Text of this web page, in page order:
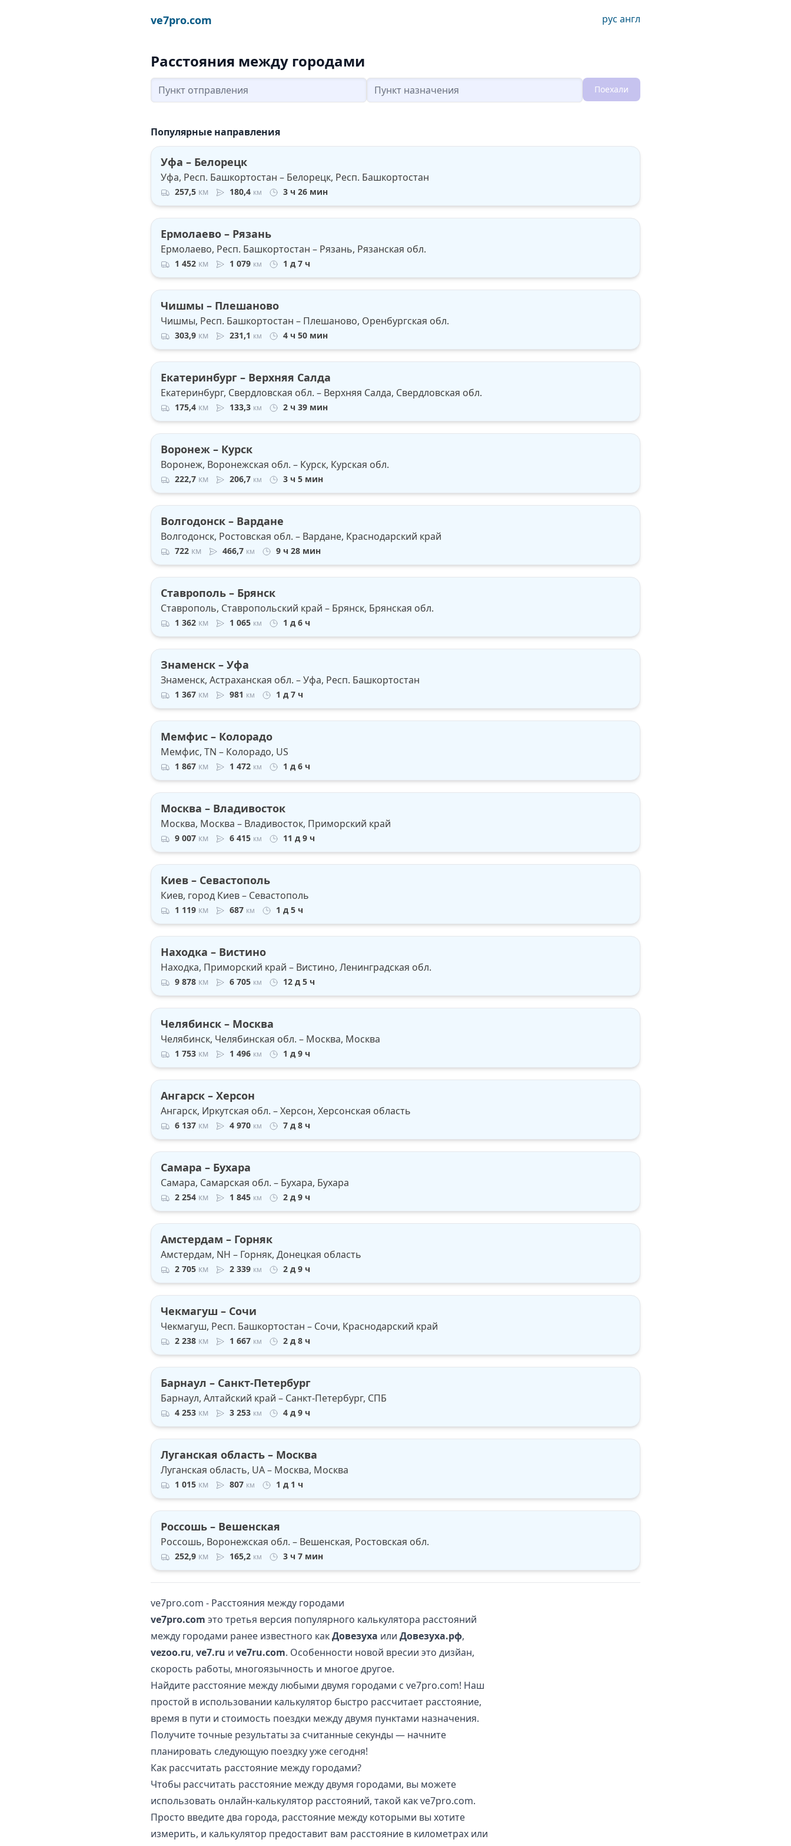
ve7pro.com рус англ
Расстояния между городами
Loading... Loading...
Поехали
Популярные направления
Уфа – Белорецк
Уфа, Респ. Башкортостан – Белорецк, Респ. Башкортостан
257,5 км 180,4 км 3 ч 26 мин
Ермолаево – Рязань
Ермолаево, Респ. Башкортостан – Рязань, Рязанская обл.
1 452 км 1 079 км 1 д 7 ч
Чишмы – Плешаново
Чишмы, Респ. Башкортостан – Плешаново, Оренбургская обл.
303,9 км 231,1 км 4 ч 50 мин
Екатеринбург – Верхняя Салда
Екатеринбург, Свердловская обл. – Верхняя Салда, Свердловская обл.
175,4 км 133,3 км 2 ч 39 мин
Воронеж – Курск
Воронеж, Воронежская обл. – Курск, Курская обл.
222,7 км 206,7 км 3 ч 5 мин
Волгодонск – Вардане
Волгодонск, Ростовская обл. – Вардане, Краснодарский край
722 км 466,7 км 9 ч 28 мин
Ставрополь – Брянск
Ставрополь, Ставропольский край – Брянск, Брянская обл.
1 362 км 1 065 км 1 д 6 ч
Знаменск – Уфа
Знаменск, Астраханская обл. – Уфа, Респ. Башкортостан
1 367 км 981 км 1 д 7 ч
Мемфис – Колорадо
Мемфис, TN – Колорадо, US
1 867 км 1 472 км 1 д 6 ч
Москва – Владивосток
Москва, Москва – Владивосток, Приморский край
9 007 км 6 415 км 11 д 9 ч
Киев – Севастополь
Киев, город Киев – Севастополь
1 119 км 687 км 1 д 5 ч
Находка – Вистино
Находка, Приморский край – Вистино, Ленинградская обл.
9 878 км 6 705 км 12 д 5 ч
Челябинск – Москва
Челябинск, Челябинская обл. – Москва, Москва
1 753 км 1 496 км 1 д 9 ч
Ангарск – Херсон
Ангарск, Иркутская обл. – Херсон, Херсонская область
6 137 км 4 970 км 7 д 8 ч
Самара – Бухара
Самара, Самарская обл. – Бухара, Бухара
2 254 км 1 845 км 2 д 9 ч
Амстердам – Горняк
Амстердам, NH – Горняк, Донецкая область
2 705 км 2 339 км 2 д 9 ч
Чекмагуш – Сочи
Чекмагуш, Респ. Башкортостан – Сочи, Краснодарский край
2 238 км 1 667 км 2 д 8 ч
Барнаул – Санкт-Петербург
Барнаул, Алтайский край – Санкт-Петербург, СПБ
4 253 км 3 253 км 4 д 9 ч
Луганская область – Москва
Луганская область, UA – Москва, Москва
1 015 км 807 км 1 д 1 ч
Россошь – Вешенская
Россошь, Воронежская обл. – Вешенская, Ростовская обл.
252,9 км 165,2 км 3 ч 7 мин
ve7pro.com - Расстояния между городами
ve7pro.com это третья версия популярного калькулятора расстояний
между городами ранее известного какДовезуха или Довезуха.рф,
vezoo.ru, ve7.ru и ve7ru.com. Особенности новой вресии это дизйан,
скорость работы, многоязычность и многое другое.
Найдите расстояние между любыми двумя городами с ve7pro.com! Наш
простой в использовании калькулятор быстро рассчитает расстояние,
время в пути и стоимость поездки между двумя пунктами назначения.
Получите точные результаты за считанные секунды — начните
планировать следующую поездку уже сегодня!
Как рассчитать расстояние между городами?
Чтобы рассчитать расстояние между двумя городами, вы можете
использовать онлайн-калькулятор расстояний, такой как ve7pro.com.
Просто введите два города, расстояние между которыми вы хотите
измерить, и калькулятор предоставит вам расстояние в километрах или